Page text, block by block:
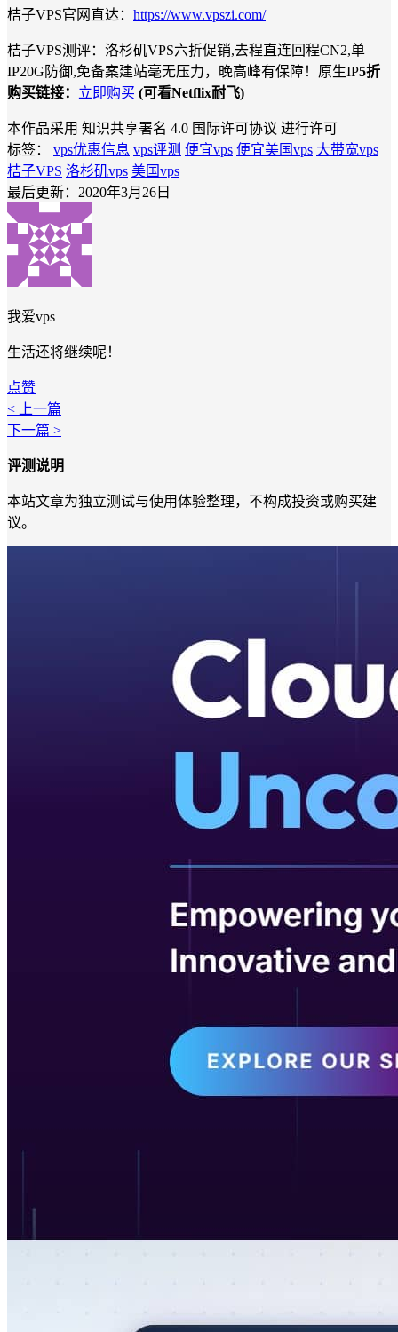
桔子VPS官网直达： https://www.vpszi.com/
桔子VPS测评：洛杉矶VPS六折促销,去程直连回程CN2,单
IP20G防御,免备案建站毫无压力，晚高峰有保障！原生IP5折
购买链接： 立即购买 (可看Netflix耐飞)
本作品采用 知识共享署名 4.0 国际许可协议 进行许可
标签：
vps优惠信息 vps评测 便宜vps 便宜美国vps 大带宽vps
桔子VPS 洛杉矶vps 美国vps
最后更新：2020年3月26日
我爱vps
生活还将继续呢！
点赞
< 上一篇
下一篇 >
评测说明
本站文章为独立测试与使用体验整理，不构成投资或购买建
议。